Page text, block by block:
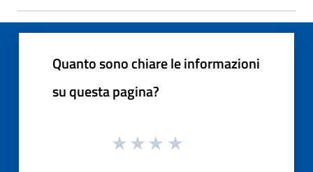
Quanto sono chiare le informazioni
su questa pagina?